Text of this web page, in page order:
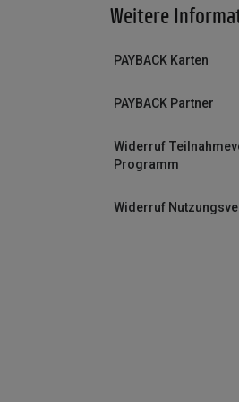
Weitere
PAYBACK Karten
PAYBACK Partner
Widerruf
Programm
Widerruf